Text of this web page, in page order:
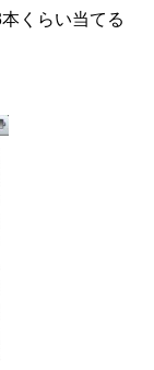
くらい当てる